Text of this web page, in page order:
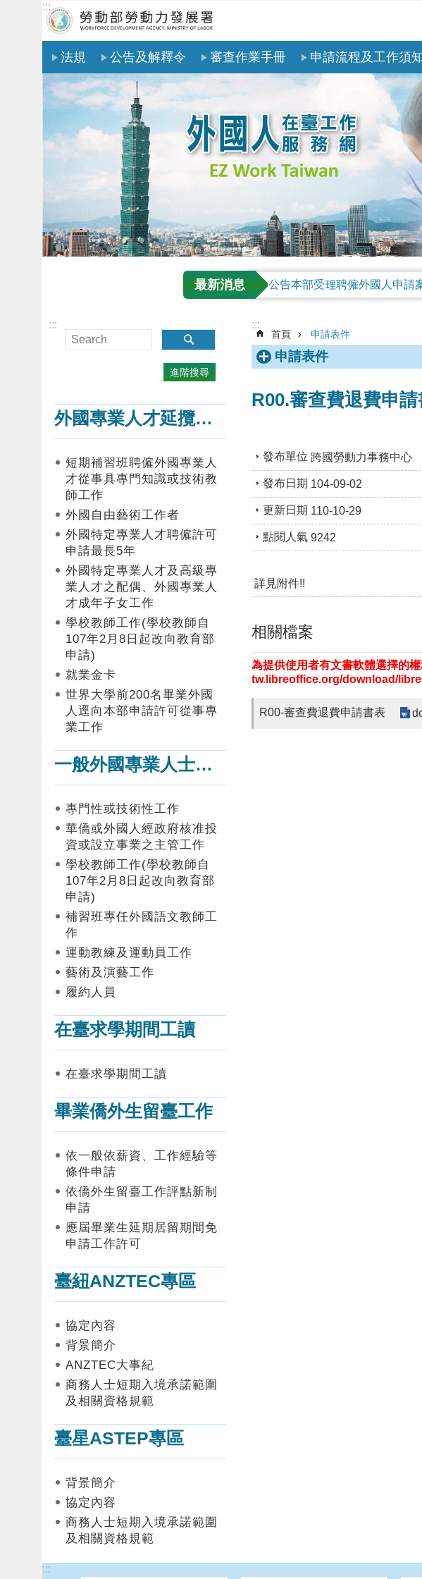
跳到主要內容區塊
:::
法規 公告及解釋令 審查作業手冊 申請流程及工作須
最新消息
:::
進階搜尋
外國專業人才延攬及僱用
短期補習班聘僱外國專業人
才從事具專門知識或技術教
師工作
外國自由藝術工作者
外國特定專業人才聘僱許可
申請最長5年
外國特定專業人才及高級專
業人才之配偶、外國專業人
才成年子女工作
學校教師工作(學校教師自
107年2月8日起改向教育部
申請)
就業金卡
世界大學前200名畢業外國
人逕向本部申請許可從事專
業工作
一般外國專業人士在臺工作
專門性或技術性工作
華僑或外國人經政府核准投
資或設立事業之主管工作
學校教師工作(學校教師自
107年2月8日起改向教育部
申請)
補習班專任外國語文教師工
作
運動教練及運動員工作
藝術及演藝工作
履約人員
在臺求學期間工讀
在臺求學期間工讀
畢業僑外生留臺工作
依一般依薪資、工作經驗等
條件申請
依僑外生留臺工作評點新制
申請
應屆畢業生延期居留期間免
申請工作許可
臺紐ANZTEC專區
協定內容
背景簡介
ANZTEC大事紀
商務人士短期入境承諾範圍
及相關資格規範
臺星ASTEP專區
背景簡介
協定內容
商務人士短期入境承諾範圍
及相關資格規範
:::
首頁 申請表件
申請表件
R00.審查費退費申
發布單位 跨國勞動力事務中心
發布日期 104-09-02
更新日期 110-10-29
點閱人氣 9242
詳見附件!!
相關檔案
為提供使用者有文書軟體選擇的
tw.libreoffice.org/download/
R00-審查費退費申請書表
:::